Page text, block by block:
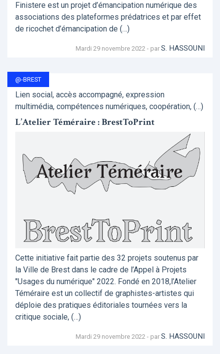
Finistere est un projet d’émancipation numérique des
associations des plateformes prédatrices et par effet
de ricochet d’émancipation de (…)
Mardi 29 novembre 2022 - par S. HASSOUNI
@-BREST
Lien social, accès accompagné, expression
multimédia, compétences numériques, coopération, (…)
L’Atelier Téméraire : BrestToPrint
Cette initiative fait partie des 32 projets soutenus par
la Ville de Brest dans le cadre de l’Appel à Projets
"Usages du numérique" 2022. Fondé en 2018,l’Atelier
Téméraire est un collectif de graphistes-artistes qui
déploie des pratiques éditoriales tournées vers la
critique sociale, (…)
Mardi 29 novembre 2022 - par S. HASSOUNI